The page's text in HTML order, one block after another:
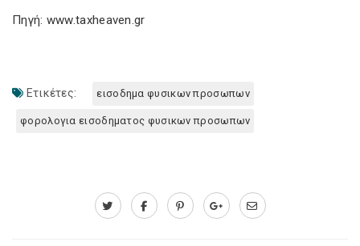
Πηγή: www.taxheaven.gr
Ετικέτες: εισοδημα φυσικων προσωπων
φορολογια εισοδηματος φυσικων προσωπων